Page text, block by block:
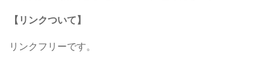
【リンクついて】
リンクフリーです。